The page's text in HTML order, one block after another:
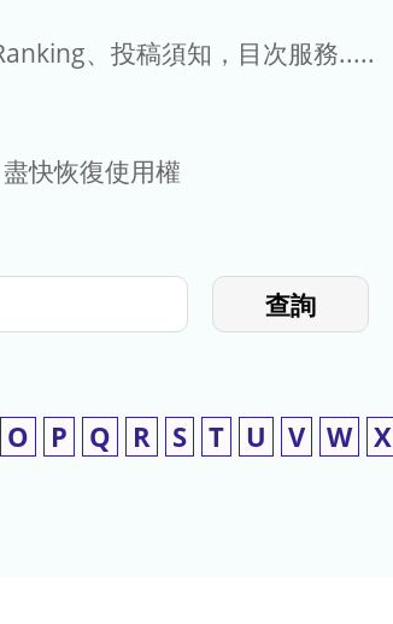
、投稿須知，目次服務.....
快恢復使用權
查詢
O P Q R S T U V W X